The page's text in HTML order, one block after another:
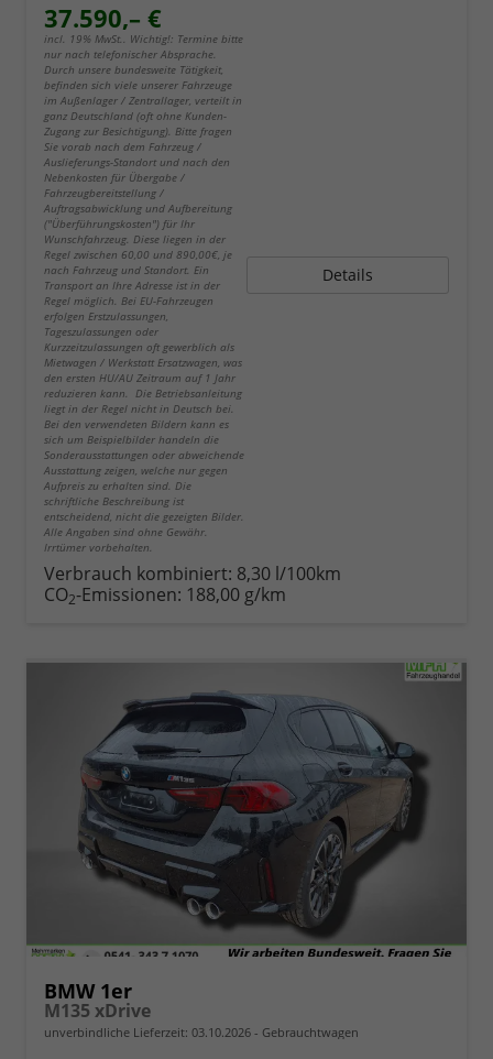
37.590,– €
incl. 19% MwSt.. Wichtig!: Termine bitte
nur nach telefonischer Absprache.
Durch unsere bundesweite Tätigkeit,
befinden sich viele unserer Fahrzeuge
im Außenlager / Zentrallager, verteilt in
ganz Deutschland (oft ohne Kunden-
Zugang zur Besichtigung). Bitte fragen
Sie vorab nach dem Fahrzeug /
Auslieferungs-Standort und nach den
Nebenkosten für Übergabe /
Fahrzeugbereitstellung /
Auftragsabwicklung und Aufbereitung
("Überführungskosten") für Ihr
Wunschfahrzeug. Diese liegen in der
Regel zwischen 60,00 und 890,00€, je
nach Fahrzeug und Standort. Ein
Transport an Ihre Adresse ist in der
Regel möglich. Bei EU-Fahrzeugen
erfolgen Erstzulassungen,
Tageszulassungen oder
Kurzzeitzulassungen oft gewerblich als
Mietwagen / Werkstatt Ersatzwagen, was
den ersten HU/AU Zeitraum auf 1 Jahr
reduzieren kann. Die Betriebsanleitung
liegt in der Regel nicht in Deutsch bei.
Bei den verwendeten Bildern kann es
sich um Beispielbilder handeln die
Sonderausstattungen oder abweichende
Ausstattung zeigen, welche nur gegen
Aufpreis zu erhalten sind. Die
schriftliche Beschreibung ist
entscheidend, nicht die gezeigten Bilder.
Alle Angaben sind ohne Gewähr.
Irrtümer vorbehalten.
Details
Verbrauch kombiniert: 8,30 l/100km
CO2-Emissionen: 188,00 g/km
BMW 1er
M135 xDrive
unverbindliche Lieferzeit: 03.10.2026 Gebrauchtwagen